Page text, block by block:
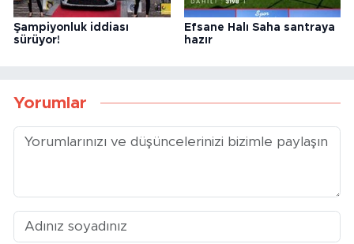
Şampiyonluk iddiası
sürüyor!
Efsane Halı Saha santraya
hazır
Yorumlar